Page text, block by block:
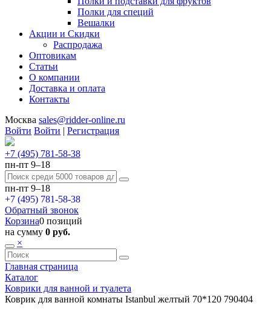
Полки для специй
Вешалки
Акции и Скидки
Распродажа
Оптовикам
Статьи
О компании
Доставка и оплата
Контакты
Москва sales@ridder-online.ru
Войти Войти | Регистрация
+7 (495) 781-58-38
пн-пт 9–18
пн-пт 9–18
+7 (495) 781-58-38
Обратный звонок
Корзина0 позиций
на сумму 0 руб.
×
Главная страница
Каталог
Коврики для ванной и туалета
Коврик для ванной комнаты Istanbul желтый 70*120 790404